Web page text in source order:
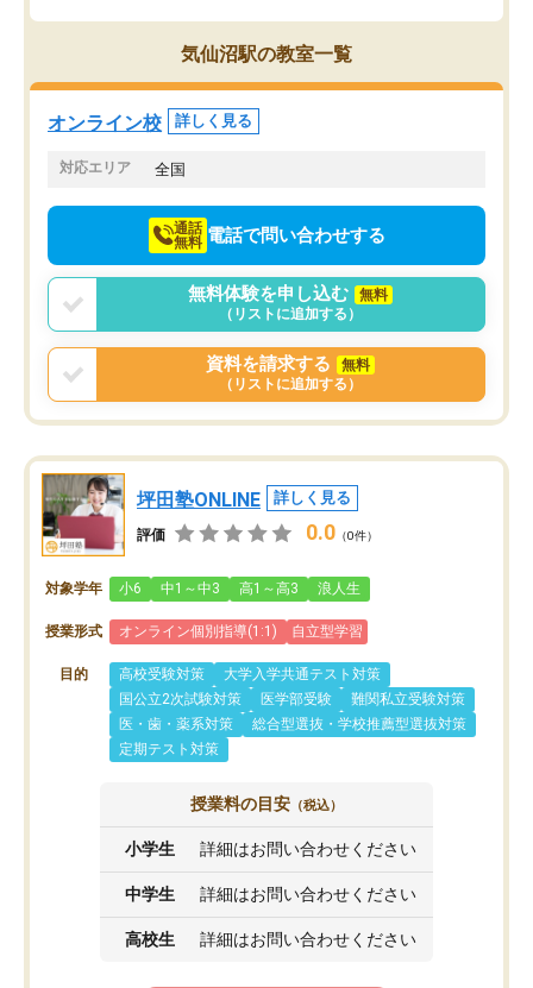
気仙沼駅の教室一覧
オンライン校 詳しく見る
対応エリア 全国
通話
無料 電話で問い合わせする
無料体験を申し込む
無料
（リストに追加する）
資料を請求する
無料
（リストに追加する）
坪田塾ONLINE 詳しく見る
評価 0.0 （0件）
対象学年 小6 中1～中3 高1～高3 浪人生
授業形式 オンライン個別指導(1:1) 自立型学習
目的 高校受験対策
大学入学共通テスト対策
国公立2次試験対策
医学部受験
難関私立受験対策
医・歯・薬系対策
総合型選抜・学校推薦型選抜対策
定期テスト対策
授業料の目安 （税込）
小学生 詳細はお問い合わせください
中学生 詳細はお問い合わせください
高校生 詳細はお問い合わせください